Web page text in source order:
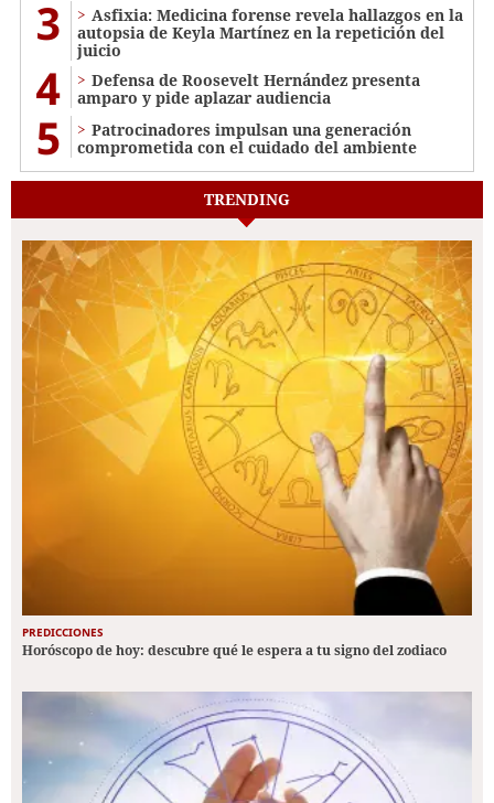
3
Asfixia: Medicina forense revela hallazgos en la
autopsia de Keyla Martínez en la repetición del
juicio
4
Defensa de Roosevelt Hernández presenta
amparo y pide aplazar audiencia
5
Patrocinadores impulsan una generación
comprometida con el cuidado del ambiente
TRENDING
PREDICCIONES
Horóscopo de hoy: descubre qué le espera a tu signo del zodiaco